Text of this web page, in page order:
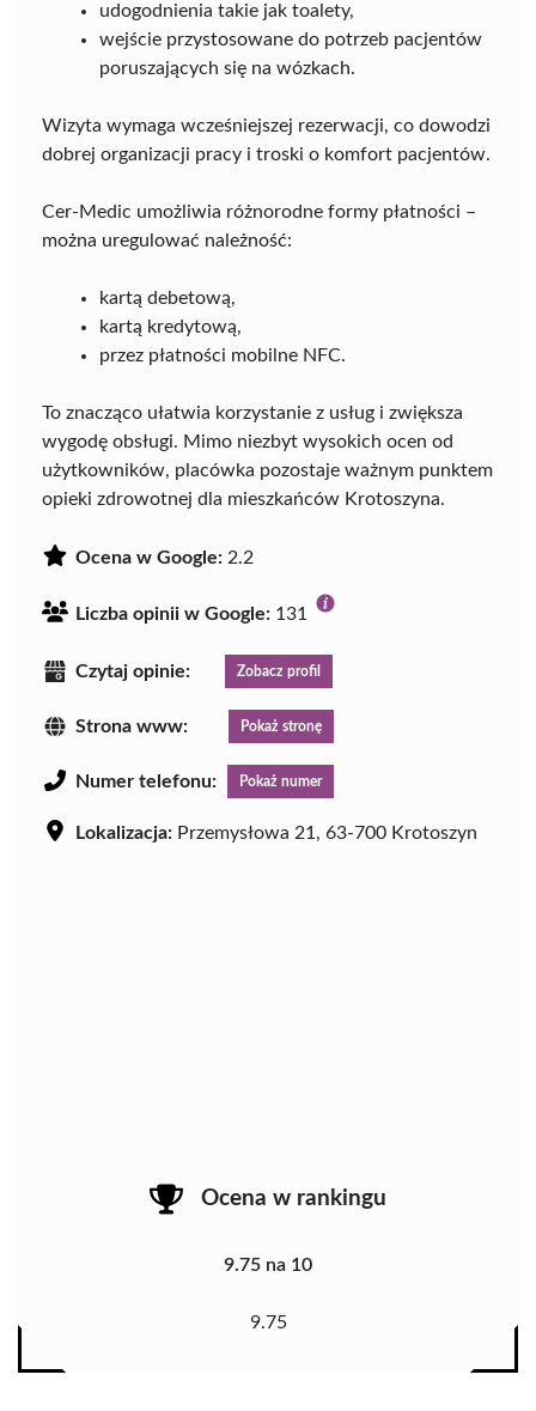
udogodnienia takie jak toalety,
wejście przystosowane do potrzeb pacjentów
poruszających się na wózkach.
Wizyta wymaga wcześniejszej rezerwacji, co dowodzi
dobrej organizacji pracy i troski o komfort pacjentów.
Cer-Medic umożliwia różnorodne formy płatności –
można uregulować należność:
kartą debetową,
kartą kredytową,
przez płatności mobilne NFC.
To znacząco ułatwia korzystanie z usług i zwiększa
wygodę obsługi. Mimo niezbyt wysokich ocen od
użytkowników, placówka pozostaje ważnym punktem
opieki zdrowotnej dla mieszkańców Krotoszyna.
Ocena w Google: 2.2
Liczba opinii w Google: 131
Czytaj opinie: Zobacz profil
Strona www: Pokaż stronę
Numer telefonu: Pokaż numer
Lokalizacja: Przemysłowa 21, 63-700 Krotoszyn
Ocena w rankingu
9.75 na 10
9.75